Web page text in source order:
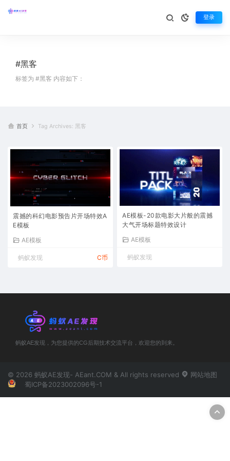
登录
#黑客
标签为 #黑客 内容如下：
首页 Tag Archives: 黑客
震撼的科幻电影预告片开场特效A
E模板
AE模板
蚂蚁发现 C币
AE模板-20款电影大片般的震撼
大气开场标题特效设计
AE模板
蚂蚁发现
蚂蚁AE发现，为您提供的CG后期技术交流平台，欢迎您的到来。
© 2026 蚂蚁AE发现- AEant.COM & All rights reserved
网站地图
蜀ICP备2023002096号-1